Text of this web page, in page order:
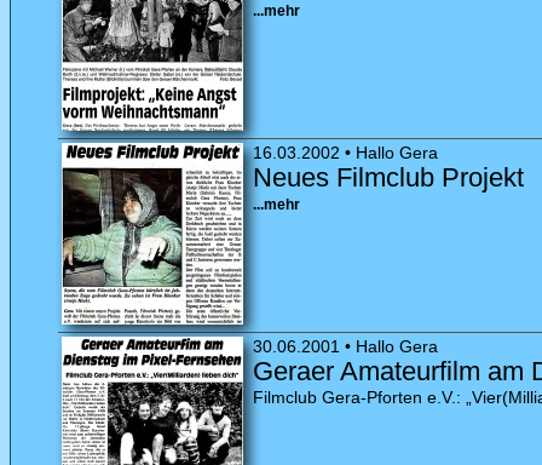
...mehr
16.03.2002 • Hallo Gera
Neues Filmclub Projekt
...mehr
30.06.2001 • Hallo Gera
Geraer Amateurfilm am
Filmclub Gera-Pforten e.V.: